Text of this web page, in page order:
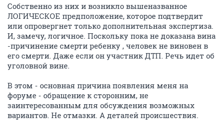
Собственно из них и возникло вышеназванное
ЛОГИЧЕСКОЕ предположение, которое подтвердит
или опровергнет только дополнительная экспертиза.
И, замечу, логичное. Поскольку пока не доказана вина
-причинение смерти ребенку , человек не виновен в
его смерти. Даже если он участник ДТП. Речь идет об
уголовной вине.
В этом - основная причина появления меня на
форуме - обращение к сторонним, не
заинтересованным для обсуждения возможных
вариантов. Не отмазки. А деталей происшествия.